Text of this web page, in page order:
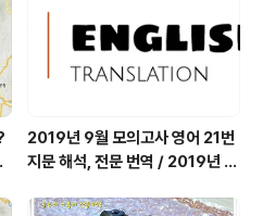
한 곳, 영양읍 상원리. KBS 인간극
장 임분노미 할머니
2019년 9월 모의고사 영어 21번
지문 해석, 전문 번역 / 2019년 9
역, 평가원 2019년 고3 9월 영어